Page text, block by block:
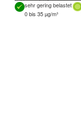
sehr gering belastet
0 bis 35 µg/m³